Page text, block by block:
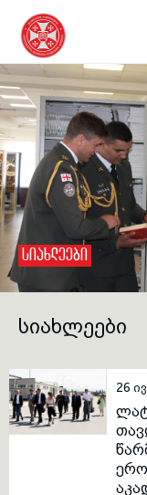
ᲡᲘᲐᲮᲚᲔᲔᲑᲘ
ᲡᲘᲐᲮᲚᲔᲔᲑᲘ
26